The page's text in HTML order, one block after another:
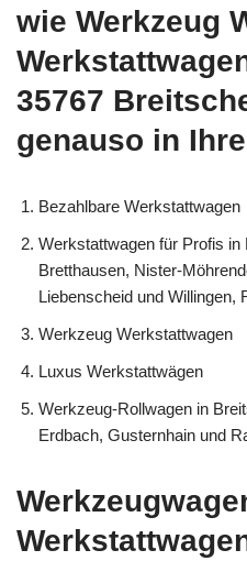
wie Werkzeug
35767
genauso in
Bezahlbare Werkstattwagen
Werkstattwagen für Profis in
Bretthausen, Nister-
Liebenscheid und Willingen,
Werkzeug Werkstattwagen
Luxus Werkstattwägen
Werkzeug-Rollwagen in
Erdbach, Gusternhain und